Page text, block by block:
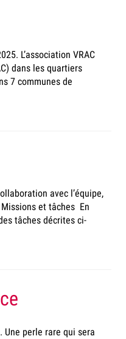
L’association VRAC
dans les quartiers
7 communes de
avec l’équipe,
et tâches En
tâches décrites ci-
Une perle rare qui sera